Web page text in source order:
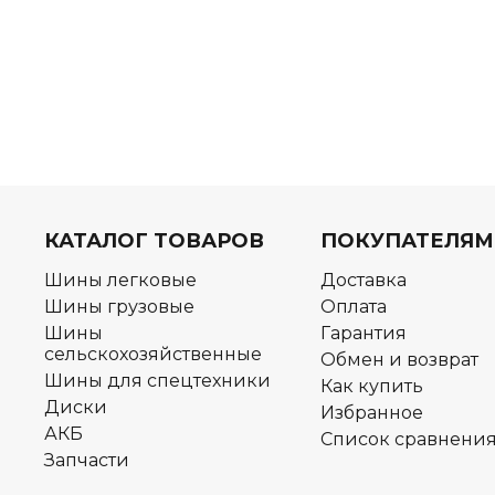
КАТАЛОГ ТОВАРОВ
Шины легковые
Шины грузовые
Шины
сельскохозяйственные
Шины для спецтехники
Диски
АКБ
Запчасти
ПОКУПАТЕЛЯМ
Доставка
Оплата
Гарантия
Обмен и возврат
Как купить
Избранное
Список сравнения